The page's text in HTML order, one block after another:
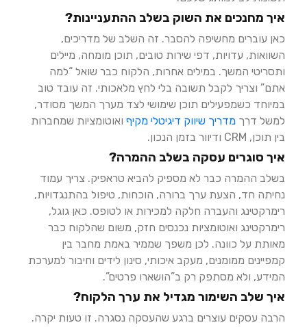
איך מחנכים את השוק בשלב ההתעניינות?
כאן עוברים מחשיפה להסבר. זה השלב של מדריכים,
השוואות, עדויות, דפי שירות טובים, תוכן מומחה, מיילים
ותסריטי המשך. במילים אחרות, הלקוח כבר שואל “למה
אתם” וצריך לקבל תשובה בלי לחץ מלאכותי. זה עובד טוב
במיוחד כשמפעילים תוכן שימושי לצד מערך המשך מסודר,
למשל דרךמדריך שיווק דיגיטלי מקיף ואוטומציות שמחברות
בין תוכן, CRM ודיוור בזמן הנכון.
איך סוגרים עסקה בשלב ההמרה?
בשלב ההמרה כבר לא מספיק להביא טראפיק. צריך עמוד
נחיתה חד, הצעת ערך ברורה, הוכחות, טיפול בהתנגדויות,
רימרקטינג והעברה חלקה למכירות או לטופס. כאן גוגל,
רימרקטינג ואוטומציות נכנסים חזק, משום שהלקוח כבר
מאותת על כוונה. לכן משפך שממיר באמת מחבר בין
קמפיינים ממומנים, מעקב איכותי, סינון לידים וחיבור למערכת
המידע, ולא מסתפק רק ב”הושארו פרטים”.
איך שלב השימור מגדיל את ערך הלקוח?
הרבה עסקים עוצרים ברגע שהעסקה נסגרה. זו טעות יקרה.